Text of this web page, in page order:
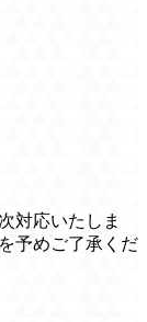
対応いたしま
予めご了承くだ